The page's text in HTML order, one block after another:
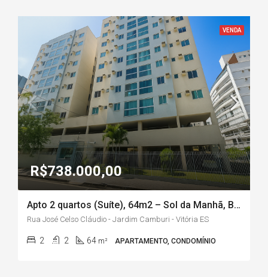
VENDA
R$738.000,00
Apto 2 quartos (Suíte), 64m2 – Sol da Manhã, Bairro Jardim Camburi/Vitória-ES
Rua José Celso Cláudio - Jardim Camburi - Vitória ES
2 2 64 m² APARTAMENTO, CONDOMÍNIO